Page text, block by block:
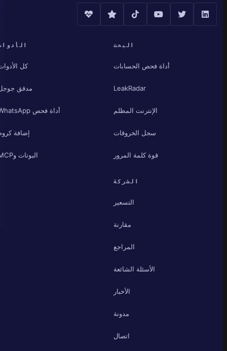
البحث
أداة فحص الحسابات
LeakRadar
الإنترنت المظلم
سجل الخروقات
قوة كلمة المرور
الأدوات
كل الأدوات
مدقق جوجل
أداة فحص WhatsApp
إضافة كروم
البوتات وMCP
الشركة
التسعير
مقارنة
المراجع
الأسئلة الشائعة
الأخبار
مدونة
اتصال